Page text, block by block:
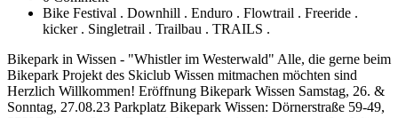
Bike Festival . Downhill . Enduro . Flowtrail . Freeride .
kicker . Singletrail . Trailbau . TRAILS .
Bikepark in Wissen - "Whistler im Westerwald" Alle, die gerne beim
Bikepark Projekt des Skiclub Wissen mitmachen möchten sind
Herzlich Willkommen! Eröffnung Bikepark Wissen Samstag, 26. &
Sonntag, 27.08.23 Parkplatz Bikepark Wissen: Dörnerstraße 59-49,